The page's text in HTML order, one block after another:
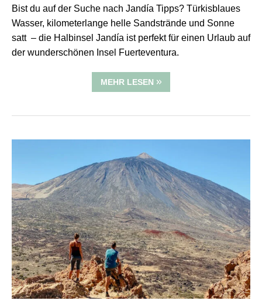
Bist du auf der Suche nach Jandía Tipps? Türkisblaues
Wasser, kilometerlange helle Sandstrände und Sonne
satt – die Halbinsel Jandía ist perfekt für einen Urlaub auf
der wunderschönen Insel Fuerteventura.
MEHR LESEN